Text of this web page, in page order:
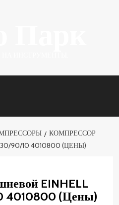
КОМПРЕССОР
90/10 4010800 (ЦЕНЫ)
EINHELL
4010800 (Цены)